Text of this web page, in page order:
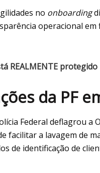
no onboarding
operacional
REALMENTE protegido
da PF
Federal deflagrou
facilitar a lavagem de
de identificação de